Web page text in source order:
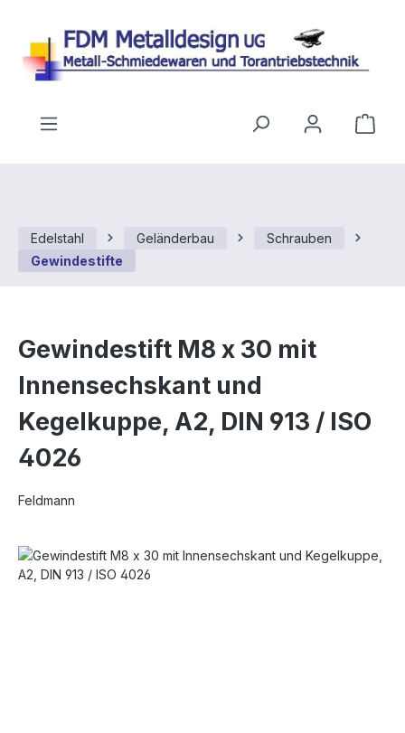
Edelstahl Geländerbau
Schrauben
Gewindestifte
Gewindestift M8 x 30 mit
Innensechskant und
Kegelkuppe, A2, DIN 913 / ISO
4026
Feldmann
Bildergalerie überspringen